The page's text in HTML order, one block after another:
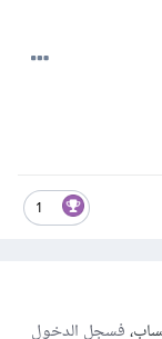
1
فسجل الدخول